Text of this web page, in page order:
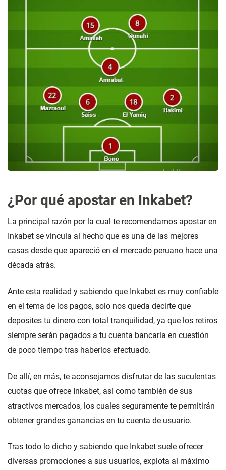
¿Por qué apostar en Inkabet?
La principal razón por la cual te recomendamos apostar en
Inkabet se vincula al hecho que es una de las mejores
casas desde que apareció en el mercado peruano hace una
década atrás.
Ante esta realidad y sabiendo que Inkabet es muy confiable
en el tema de los pagos, solo nos queda decirte que
deposites tu dinero con total tranquilidad, ya que los retiros
siempre serán pagados a tu cuenta bancaria en cuestión
de poco tiempo tras haberlos efectuado.
De allí, en más, te aconsejamos disfrutar de las suculentas
cuotas que ofrece Inkabet, así como también de sus
atractivos mercados, los cuales seguramente te permitirán
obtener grandes ganancias en tu cuenta de usuario.
Tras todo lo dicho y sabiendo que Inkabet suele ofrecer
diversas promociones a sus usuarios, explota al máximo